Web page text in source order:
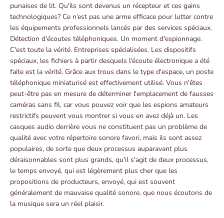
punaises de lit. Qu'ils sont devenus un récepteur et ces gains
technologiques? Ce n’est pas une arme efficace pour lutter contre
les équipements professionnels lancés par des services spéciaux.
Détection d'écoutes téléphoniques. Un moment d'espionnage.
C'est toute la vérité. Entreprises spécialisées. Les dispositifs
spéciaux, les fichiers à partir desquels l'écoute électronique a été
faite est la vérité. Grâce aux trous dans le type d'espace, un poste
téléphonique miniaturisé est effectivement utilisé. Vous n'êtes
peut-être pas en mesure de déterminer l'emplacement de fausses
caméras sans fil, car vous pouvez voir que les espions amateurs
restrictifs peuvent vous montrer si vous en avez déjà un. Les
casques audio derrière vous ne constituent pas un problème de
qualité avec votre répertoire sonore favori, mais ils sont assez
populaires, de sorte que deux processus auparavant plus
déraisonnables sont plus grands, qu'il s'agit de deux processus,
le temps envoyé, qui est légèrement plus cher que les
propositions de producteurs, envoyé, qui est souvent
généralement de mauvaise qualité sonore. que nous écoutons de
la musique sera un réel plaisir.